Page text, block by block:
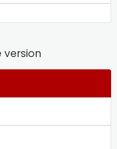
version